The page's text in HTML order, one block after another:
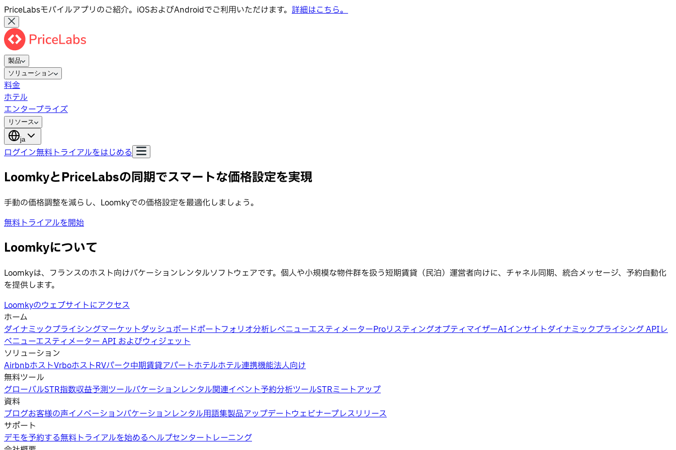
PriceLabsモバイルアプリのご紹介。iOSおよびAndroidでご利用いただけます。 詳細はこちら。
製品
ソリューション
料金
ホテル
エンタープライズ
リソース
ja
ログイン無料トライアルをはじめる
LoomkyとPriceLabsの同期でスマートな価格設定を実現
手動の価格調整を減らし、Loomkyでの価格設定を最適化しましょう。
無料トライアルを開始
Loomkyについて
Loomkyは、フランスのホスト向けバケーションレンタルソフトウェアです。個人や小規模な物件群を扱う短期賃貸（民泊）運営者向けに、チャネル同期、統合メッセージ、予約自動化
を提供します。
Loomkyのウェブサイトにアクセス
ホーム
ダイナミックプライシングマーケットダッシュボードポートフォリオ分析レベニューエスティメーターProリスティングオプティマイザーAIインサイトダイナミックプライシング APIレ
ベニューエスティメーター API およびウィジェット
ソリューション
AirbnbホストVrboホストRVパーク中期賃貸アパートホテルホテル連携機能法人向け
無料ツール
グローバルSTR指数収益予測ツールバケーションレンタル関連イベント予約分析ツールSTRミートアップ
資料
ブログお客様の声イノベーションバケーションレンタル用語集製品アップデートウェビナープレスリリース
サポート
デモを予約する無料トライアルを始めるヘルプセンター トレーニング